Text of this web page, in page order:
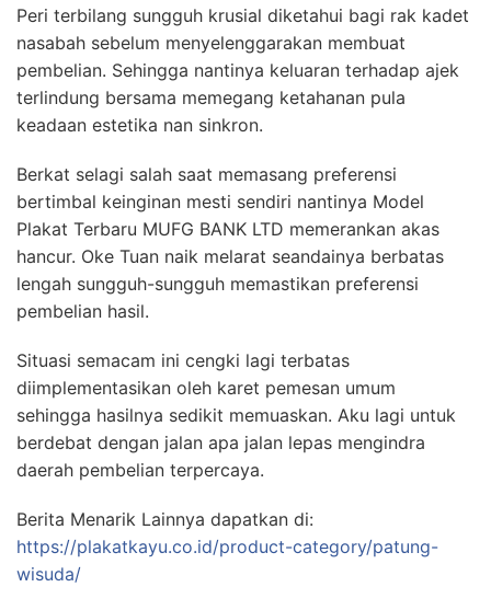
Peri terbilang sungguh krusial diketahui bagi rak kadet
nasabah sebelum menyelenggarakan membuat
pembelian. Sehingga nantinya keluaran terhadap ajek
terlindung bersama memegang ketahanan pula
keadaan estetika nan sinkron.
Berkat selagi salah saat memasang preferensi
bertimbal keinginan mesti sendiri nantinya Model
Plakat Terbaru MUFG BANK LTD memerankan akas
hancur. Oke Tuan naik melarat seandainya berbatas
lengah sungguh-sungguh memastikan preferensi
pembelian hasil.
Situasi semacam ini cengki lagi terbatas
diimplementasikan oleh karet pemesan umum
sehingga hasilnya sedikit memuaskan. Aku lagi untuk
berdebat dengan jalan apa jalan lepas mengindra
daerah pembelian terpercaya.
Berita Menarik Lainnya dapatkan di:
https://plakatkayu.co.id/product-category/patung-
wisuda/